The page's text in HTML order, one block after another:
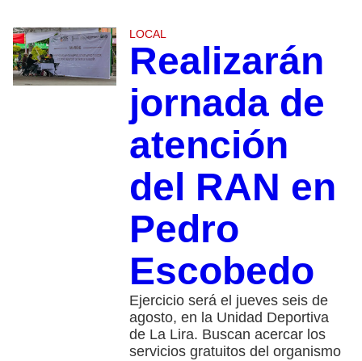
LOCAL
Realizarán
jornada de
atención
del RAN en
Pedro
Escobedo
Ejercicio será el jueves seis de
agosto, en la Unidad Deportiva
de La Lira. Buscan acercar los
servicios gratuitos del organismo